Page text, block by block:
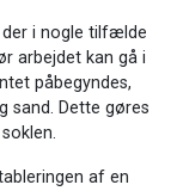
der i nogle tilfælde
arbejdet kan gå i
påbegyndes,
sand. Dette gøres
af en